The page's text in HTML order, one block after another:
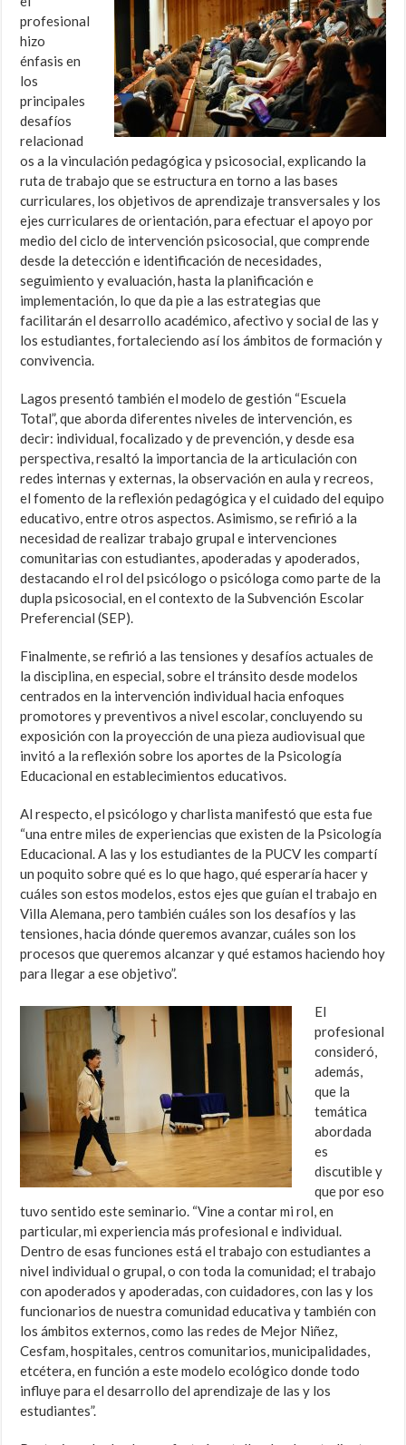
profesional
hizo
énfasis en
los
principales
desafíos
relacionad
os a la vinculación pedagógica y psicosocial, explicando la
ruta de trabajo que se estructura en torno a las bases
curriculares, los objetivos de aprendizaje transversales y los
ejes curriculares de orientación, para efectuar el apoyo por
medio del ciclo de intervención psicosocial, que comprende
desde la detección e identificación de necesidades,
seguimiento y evaluación, hasta la planificación e
implementación, lo que da pie a las estrategias que
facilitarán el desarrollo académico, afectivo y social de las y
los estudiantes, fortaleciendo así los ámbitos de formación y
convivencia.
Lagos presentó también el modelo de gestión “Escuela
Total”, que aborda diferentes niveles de intervención, es
decir: individual, focalizado y de prevención, y desde esa
perspectiva, resaltó la importancia de la articulación con
redes internas y externas, la observación en aula y recreos,
el fomento de la reflexión pedagógica y el cuidado del equipo
educativo, entre otros aspectos. Asimismo, se refirió a la
necesidad de realizar trabajo grupal e intervenciones
comunitarias con estudiantes, apoderadas y apoderados,
destacando el rol del psicólogo o psicóloga como parte de la
dupla psicosocial, en el contexto de la Subvención Escolar
Preferencial (SEP).
Finalmente, se refirió a las tensiones y desafíos actuales de
la disciplina, en especial, sobre el tránsito desde modelos
centrados en la intervención individual hacia enfoques
promotores y preventivos a nivel escolar, concluyendo su
exposición con la proyección de una pieza audiovisual que
invitó a la reflexión sobre los aportes de la Psicología
Educacional en establecimientos educativos.
Al respecto, el psicólogo y charlista manifestó que esta fue
“una entre miles de experiencias que existen de la Psicología
Educacional. A las y los estudiantes de la PUCV les compartí
un poquito sobre qué es lo que hago, qué esperaría hacer y
cuáles son estos modelos, estos ejes que guían el trabajo en
Villa Alemana, pero también cuáles son los desafíos y las
tensiones, hacia dónde queremos avanzar, cuáles son los
procesos que queremos alcanzar y qué estamos haciendo hoy
para llegar a ese objetivo”.
El
profesional
consideró,
además,
que la
temática
abordada
es
discutible y
que por eso
tuvo sentido este seminario. “Vine a contar mi rol, en
particular, mi experiencia más profesional e individual.
Dentro de esas funciones está el trabajo con estudiantes a
nivel individual o grupal, o con toda la comunidad; el trabajo
con apoderados y apoderadas, con cuidadores, con las y los
funcionarios de nuestra comunidad educativa y también con
los ámbitos externos, como las redes de Mejor Niñez,
Cesfam, hospitales, centros comunitarios, municipalidades,
etcétera, en función a este modelo ecológico donde todo
influye para el desarrollo del aprendizaje de las y los
estudiantes”.